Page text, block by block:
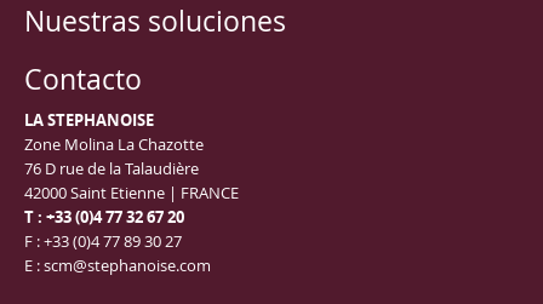
Nuestras soluciones
Contacto
LA STEPHANOISE
Zone Molina La Chazotte
76 D rue de la Talaudière
42000 Saint Etienne | FRANCE
T : +33 (0)4 77 32 67 20
F : +33 (0)4 77 89 30 27
E : scm@stephanoise.com